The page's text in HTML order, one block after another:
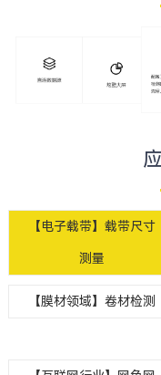
【电子载带】载带尺寸
测量
【膜材领域】卷材检测